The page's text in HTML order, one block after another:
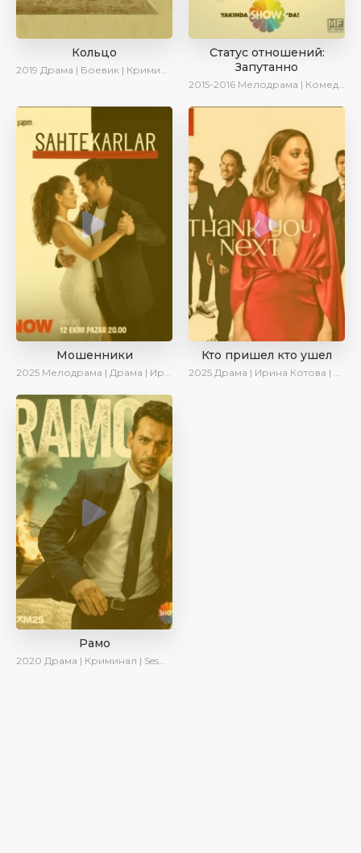
Кольцо
2019 Драма | Боевик | Криминал
Статус отношений:
Запутанно
2015-2016 Мелодрама | Комедия
Мошенники
2025 Мелодрама | Драма | Ирина Котова | AlisaDirilis | Новинки | Сериалы 2025
Кто пришел кто ушел
2025 Драма | Ирина Котова | Новинки | Сериалы 2025
Рамо
2020 Драма | Криминал | SesDizi | Ирина Котова